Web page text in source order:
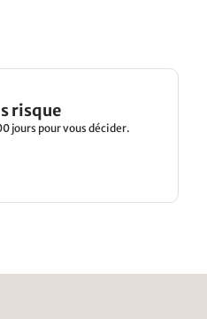
risque
jours pour vous décider.